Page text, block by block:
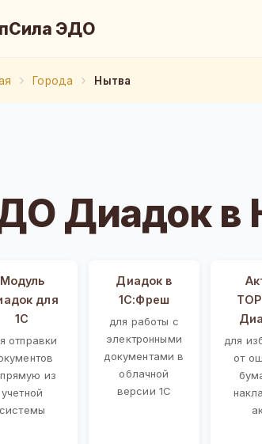
ЭДО
Города Нытва
Диадок в
Модуль
для
1С
отправки
из
учетной
системы
Диадок в
1С:Фреш
для работы с
электронными
документами в
облачной
версии 1С
для
от